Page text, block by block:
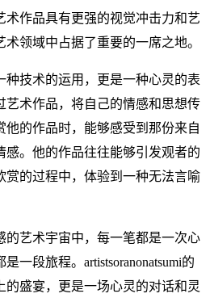
术作品具有更强的视觉冲击力和艺
领域中占据了重要的一席之地。
种技术的运用，更是一种心灵的表
艺术作品，将自己的情感和思想传
他的作品时，能够感受到那份来自
感。他的作品往往能够引发观者的
赏的过程中，体验到一种无法言喻
的艺术宇宙中，每一笔都是一次心
一段旅程。artistsoranonatsumi的
的盛宴，更是一场心灵的对话和灵